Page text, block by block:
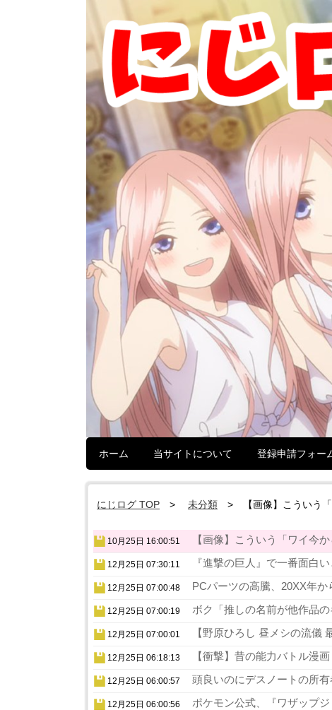
ホーム 当サイトについて 登録申請フォー
にじログ TOP 未分類 【画像】こういう
10月25日 16:00:51 【画像】こういう「ワイ今
12月25日 07:30:11 『進撃の巨人』で一番面白
12月25日 07:00:48 PCパーツの高騰、20XX年
12月25日 07:00:19 ボク「推しの名前が他作品
12月25日 07:00:01 【野原ひろし 昼メシの流儀
12月25日 06:18:13 【衝撃】昔の能力バトル漫
12月25日 06:00:57 頭良いのにデスノートの所
12月25日 06:00:56 ポケモン公式、『ワザップ